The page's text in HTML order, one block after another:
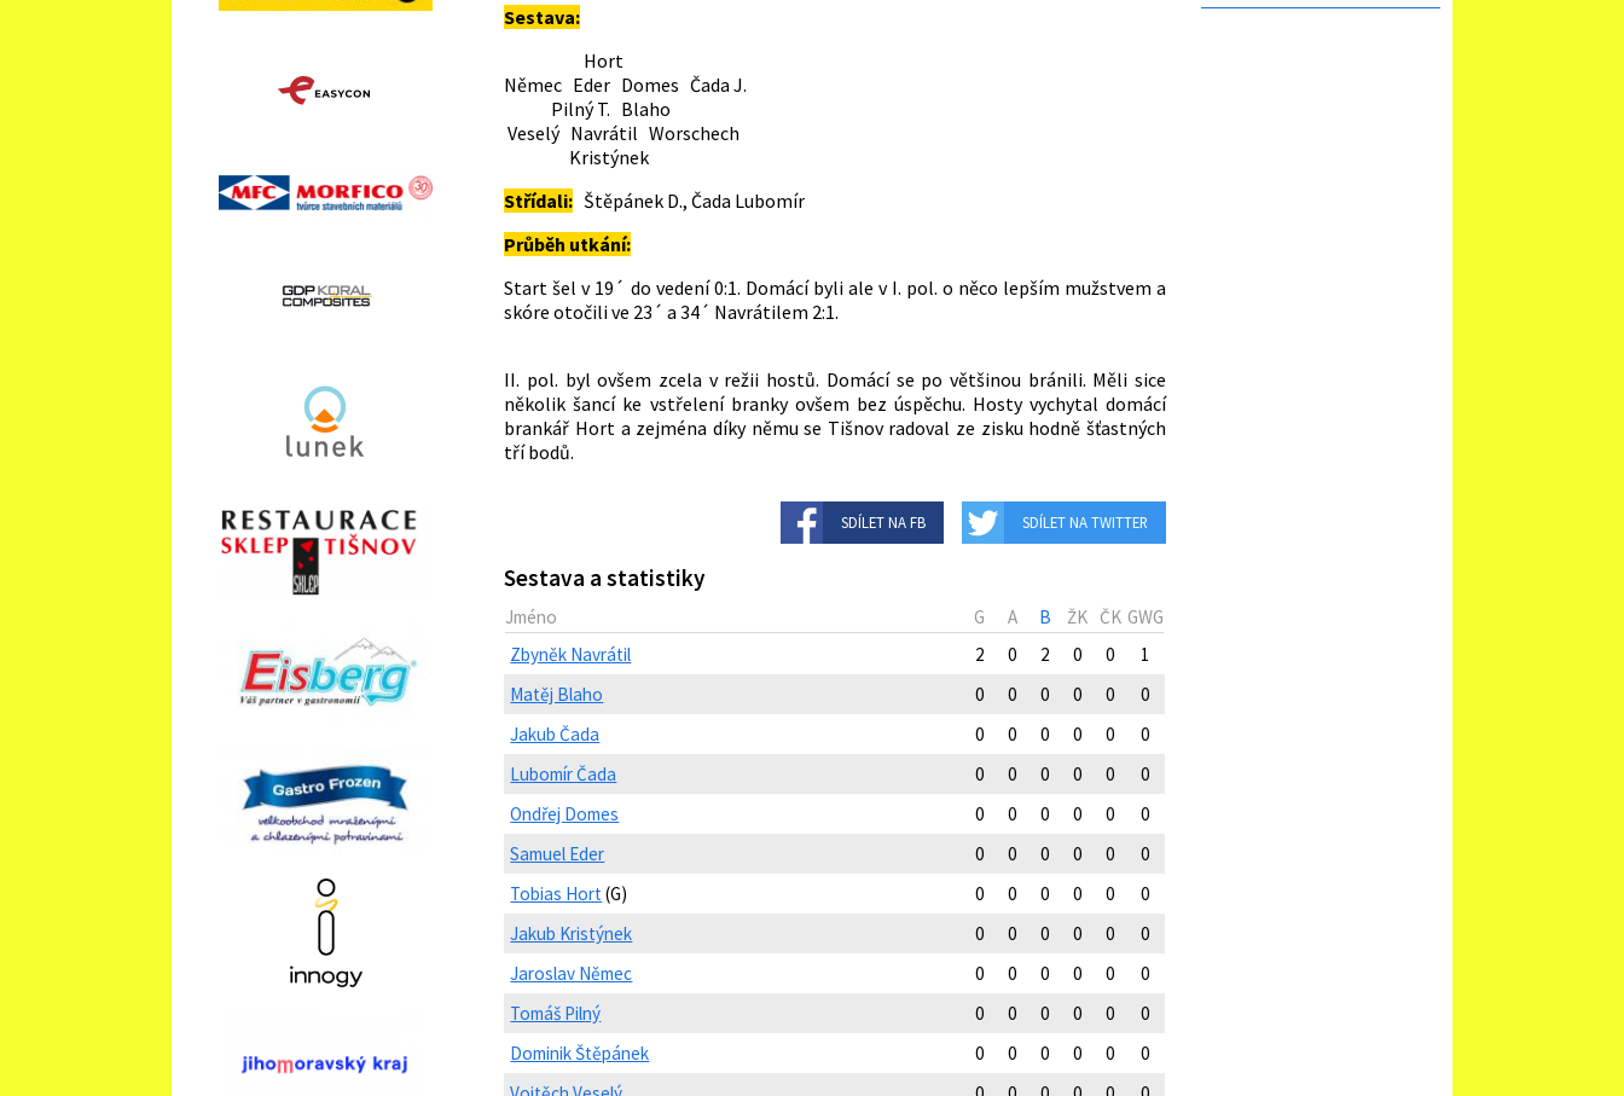
Sestava:
Hort
Němec Eder Domes Čada J.
Pilný T. Blaho
Veselý Navrátil Worschech
Kristýnek
Střídali: Štěpánek D., Čada Lubomír
Průběh utkání:
Start šel v 19´ do vedení 0:1. Domácí byli ale v I. pol. o něco lepším mužstvem a
skóre otočili ve 23´ a 34´ Navrátilem 2:1.
II. pol. byl ovšem zcela v režii hostů. Domácí se po většinou bránili. Měli sice
několik šancí ke vstřelení branky ovšem bez úspěchu. Hosty vychytal domácí
brankář Hort a zejména díky němu se Tišnov radoval ze zisku hodně šťastných
tří bodů.
SDÍLET NA FB SDÍLET NA TWITTER
Sestava a statistiky
Jméno G A B ŽK ČK GWG
Zbyněk Navrátil
2 0 2 0 0
1
Matěj Blaho
0 0 0 0 0
0
Jakub Čada
0 0 0 0 0
0
Lubomír Čada
0 0 0 0 0
0
Ondřej Domes
0 0 0 0 0
0
Samuel Eder
0 0 0 0 0
0
Tobias Hort(G) 0 0 0 0 0
0
Jakub Kristýnek
0 0 0 0 0
0
Jaroslav Němec
0 0 0 0 0
0
Tomáš Pilný
0 0 0 0 0
0
Dominik Štěpánek
0 0 0 0 0
0